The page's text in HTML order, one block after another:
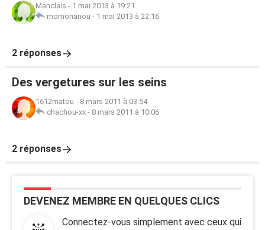
Manclais - 1 mai 2013 à 19:21
momonanou - 1 mai 2013 à 22:16
2 réponses
Des vergetures sur les seins
1612matou - 8 mars 2011 à 03:54
chachou-xx - 8 mars 2011 à 10:06
2 réponses
DEVENEZ MEMBRE EN QUELQUES CLICS
Connectez-vous simplement avec ceux qui